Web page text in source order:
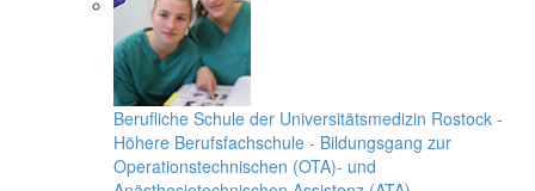
Berufliche Schule der Universitätsmedizin Rostock -
Höhere Berufsfachschule - Bildungsgang zur
Operationstechnischen (OTA)- und